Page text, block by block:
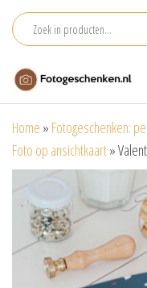
naar
inhoud
Home » Fotogeschenken:
Foto op ansichtkaart»